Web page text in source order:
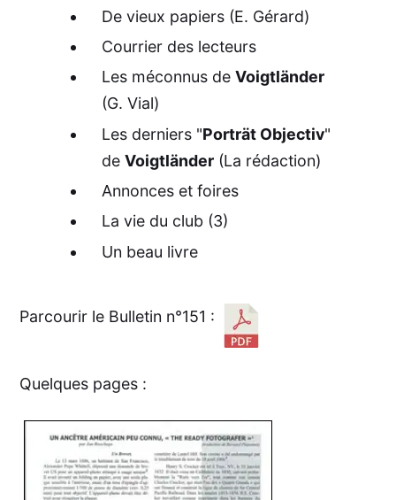
De vieux papiers (E. Gérard)
Courrier des lecteurs
Les méconnus deVoigtländer
(G. Vial)
Les derniers "Porträt Objectiv"
deVoigtländer (La rédaction)
Annonces et foires
La vie du club (3)
Un beau livre
Parcourir le Bulletin n°151 :
Quelques pages :